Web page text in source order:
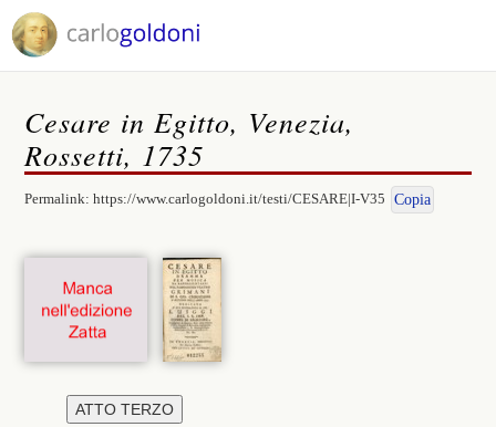
Cesare in Egitto, Venezia,
Rossetti, 1735
Permalink:https://www.carlogoldoni.it/testi/CESARE|I-V35 Copia